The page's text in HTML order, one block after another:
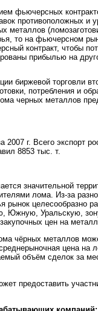
фьючерсных
противоположных и
металлов
то на фьючерсном
контракт, чтобы
прибылью на
биржевой торговли
потребления и
черных металлов
г. Всего экспорт
8853 тыс. т.
значительной
лома. Из-за
рынок целесообразно
Южную, Уральскую,
цен на
чёрных металлов
цена на
объём сделок за
предоставить